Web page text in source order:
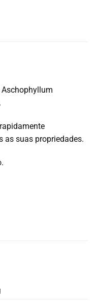
as suas propriedades.